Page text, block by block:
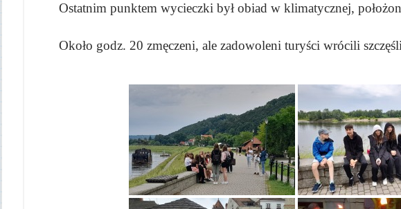
Ostatnim punktem wycieczki był obiad w klimatycznej,
Około godz. 20 zmęczeni, ale zadowoleni turyści wrócili